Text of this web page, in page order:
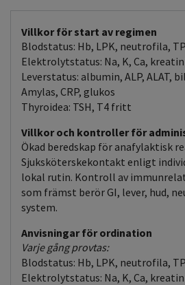
Villkor för start av regimen
Blodstatus: Hb, LPK, neutrofila,
Elektrolytstatus: Na, K, Ca,
Leverstatus: albumin, ALP, ALAT,
Amylas, CRP, glukos
Thyroidea: TSH, T4 fritt
Villkor och kontroller för
Ökad beredskap för anafylaktisk
Sjuksköterskekontakt enligt
lokal rutin. Kontroll av
som främst berör GI, lever, hud,
system.
Anvisningar för ordination
Varje gång provtas:
Blodstatus: Hb, LPK, neutrofila,
Elektrolytstatus: Na, K, Ca,